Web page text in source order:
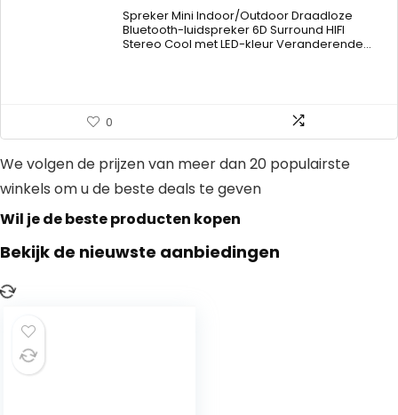
€93.97
through
Spreker Mini Indoor/Outdoor Draadloze
Bluetooth-luidspreker 6D Surround HIFI
Stereo Cool met LED-kleur Veranderende…
0
We volgen de prijzen van meer dan 20 populairste
winkels om u de beste deals te geven
Wil je de beste producten kopen
Bekijk de nieuwste aanbiedingen